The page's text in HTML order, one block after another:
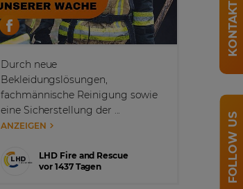
Durch neue
Bekleidungslösungen,
fachmännische Reinigung sowie
eine Sicherstellung der ...
ANZEIGEN
LHD Fire and Rescue
vor 1437 Tagen
FOLLOW US
KONTAKT